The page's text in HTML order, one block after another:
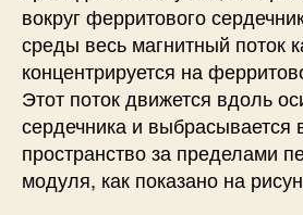
вокруг ферритового
среды весь магнитный поток
концентрируется на
Этот поток движется вдоль
сердечника и выбрасывается
пространство за пределами
модуля, как показано на